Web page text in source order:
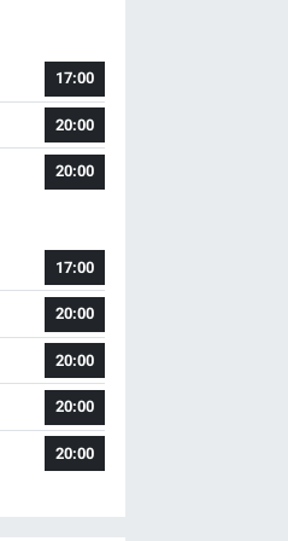
17:00
20:00
20:00
17:00
20:00
20:00
20:00
20:00